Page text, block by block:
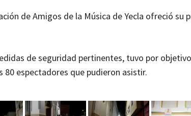
de Amigos de la Música de Yecla ofreció su
de seguridad pertinentes, tuvo por
80 espectadores que pudieron asistir.